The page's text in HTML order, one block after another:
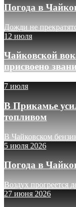
Погода в
Дожди не
12 июля
Чайковской
присвоено
7 июля
В Прикамье
топливом
В Чайковском
5 июля 2026
Погода в
Воздух прогреется
27 июня 2026